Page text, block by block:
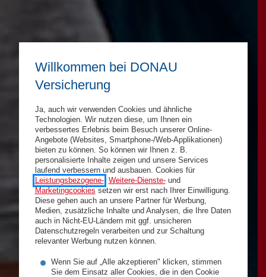
Willkommen bei DONAU
Versicherung
Ja, auch wir verwenden Cookies und ähnliche
Technologien. Wir nutzen diese, um Ihnen ein
verbessertes Erlebnis beim Besuch unserer Online-
Angebote (Websites, Smartphone-/Web-Applikationen)
bieten zu können. So können wir Ihnen z. B.
personalisierte Inhalte zeigen und unsere Services
laufend verbessern und ausbauen. Cookies für
Leistungsbezogene-, Weitere-Dienste-und
Marketingcookies setzen wir erst nach Ihrer Einwilligung.
Diese gehen auch an unsere Partner für Werbung,
Medien, zusätzliche Inhalte und Analysen, die Ihre Daten
auch in Nicht-EU-Ländern mit ggf. unsicheren
Datenschutzregeln verarbeiten und zur Schaltung
relevanter Werbung nutzen können.
Wenn Sie auf „Alle akzeptieren" klicken, stimmen
Sie dem Einsatz aller Cookies, die in den Cookie